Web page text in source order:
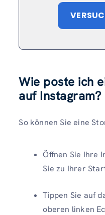
Wie poste ich
auf Instagram?
So können Sie eine
Öffnen Sie Ihre
Sie zu Ihrer
Tippen Sie auf
oberen linken